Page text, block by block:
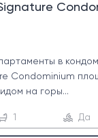
в
Condominium
на горы...
1 Да